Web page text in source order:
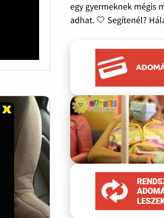
egy gyermeknek mégis
adhat. 🤍 Segítenél?